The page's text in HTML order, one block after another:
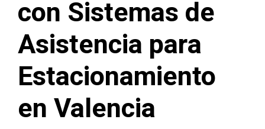
con Sistemas de
Asistencia para
Estacionamiento
en Valencia